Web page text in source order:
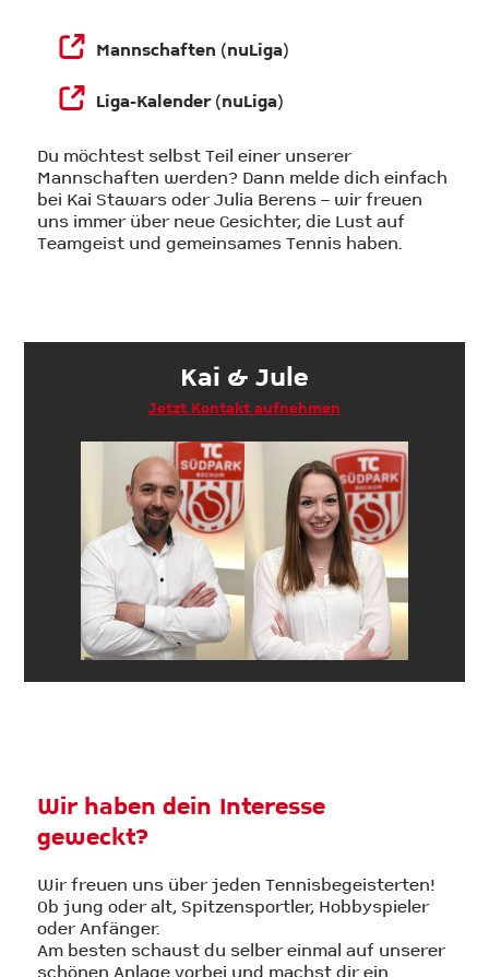
Mannschaften (nuLiga)
Liga-Kalender (nuLiga)
Du möchtest selbst Teil einer unserer
Mannschaften werden? Dann melde dich einfach
bei Kai Stawars oder Julia Berens – wir freuen
uns immer über neue Gesichter, die Lust auf
Teamgeist und gemeinsames Tennis haben.
Kai & Jule
Jetzt Kontakt aufnehmen
Wir haben dein Interesse
geweckt?
Wir freuen uns über jeden Tennisbegeisterten!
Ob jung oder alt, Spitzensportler, Hobbyspieler
oder Anfänger.
Am besten schaust du selber einmal auf unserer
schönen Anlage vorbei und machst dir ein